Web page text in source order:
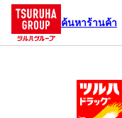
ค้นหาร้านค้า